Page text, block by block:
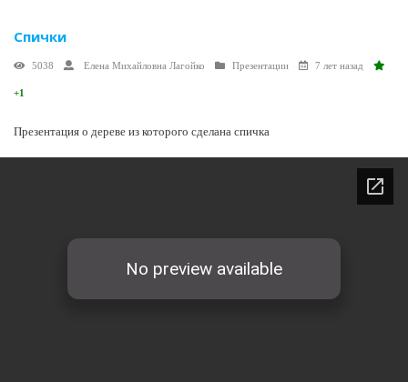
Спички
5038 Елена Михайловна Лагойко Презентации 7 лет назад
+1
Презентация о дереве из которого сделана спичка